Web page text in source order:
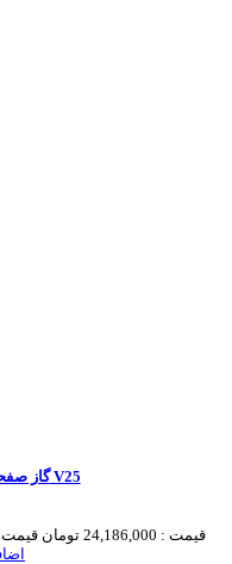
گاز صفحه ای اخوان مدل ونوس V25
قیمت : 24,186,000 تومان قیمت